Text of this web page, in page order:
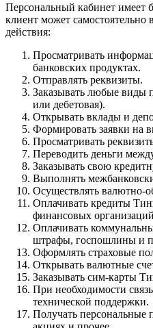
Персональный кабинет имеет
клиент может
действия:
Просматривать
банковских продуктах.
Отправлять реквизиты.
Заказывать любые виды
или дебетовая).
Открывать вклады и
Формировать заявки на
Просматривать
Переводить деньги
Заказывать свою
Выполнять
Осуществлять валютно-
Оплачивать кредиты
финансовых
Оплачивать
штрафы, госпошлины и
Оформлять страховые
Открывать валютные
Заказывать сим-карты
При необходимости
технической поддержки.
Получать персональные